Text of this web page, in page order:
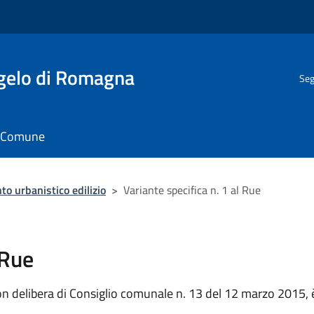
di Romagna
urbanistico edilizio > Variante specifica n. 1 al Rue
delibera di Consiglio comunale n. 13 del 12 marzo 2015,